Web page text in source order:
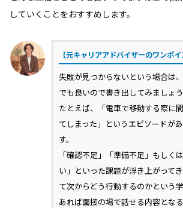
していくことをおすすめします。
【元キャリアアドバイザーのワンポイ
失敗が見つからないという場合は
でも良いので書き出してみましょう
たとえば、「電車で移動する際に
てしまった」というエピソードが
す。
「確認不足」「準備不足」もしく
い」といった課題が浮き上がって
て次からどう行動するのかという
あれば面接の場で話せる内容とな